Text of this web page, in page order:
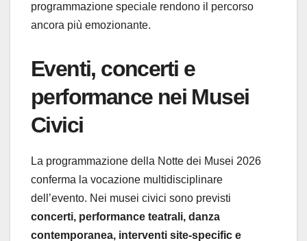
programmazione speciale rendono il percorso
ancora più emozionante.
Eventi, concerti e
performance nei Musei
Civici
La programmazione della Notte dei Musei 2026
conferma la vocazione multidisciplinare
dell’evento. Nei musei civici sono previsti
concerti, performance teatrali, danza
contemporanea, interventi site-specific e